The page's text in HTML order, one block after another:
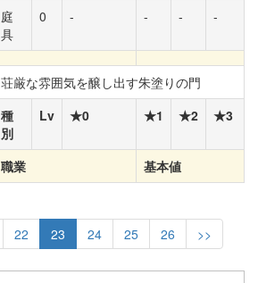
庭
具
0 - - - -
荘厳な雰囲気を醸し出す朱塗りの門
種
別
Lv ★0 ★1 ★2 ★3
職業 基本値
22 23 24 25 26 >>